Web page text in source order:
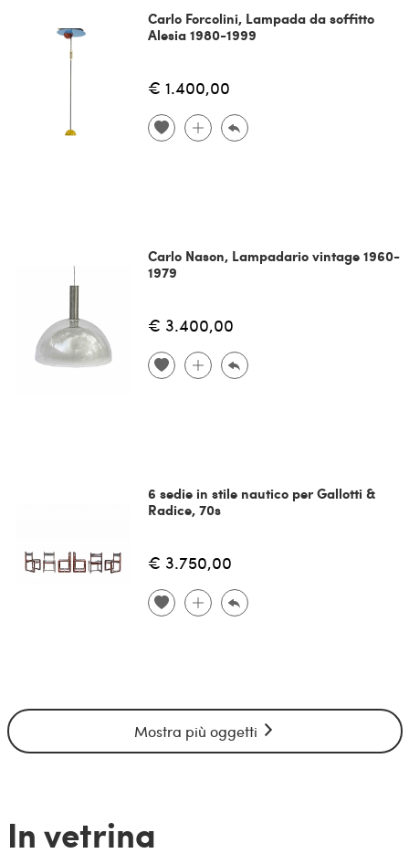
Carlo Forcolini, Lampada da soffitto
Alesia 1980-1999
€ 1.400,00
Carlo Nason, Lampadario vintage 1960-
1979
€ 3.400,00
6 sedie in stile nautico per Gallotti &
Radice, 70s
€ 3.750,00
Mostra più oggetti
In vetrina